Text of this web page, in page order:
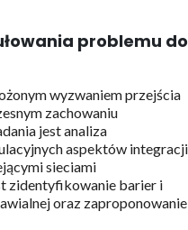
problemu do
wyzwaniem przejścia
zachowaniu
jest analiza
aspektów integracji
sieciami
zidentyfikowanie barier i
oraz zaproponowanie